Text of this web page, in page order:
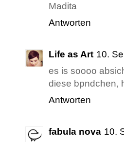
Madita
Antworten
Life as Art 10.
es is soooo
diese bpndchen,
Antworten
fabula nova 10.